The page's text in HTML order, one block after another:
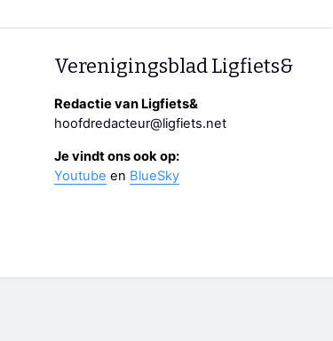
Verenigingsblad Ligfiets&
Redactie van Ligfiets&
hoofdredacteur@ligfiets.net
Je vindt ons ook op:
Youtube en BlueSky